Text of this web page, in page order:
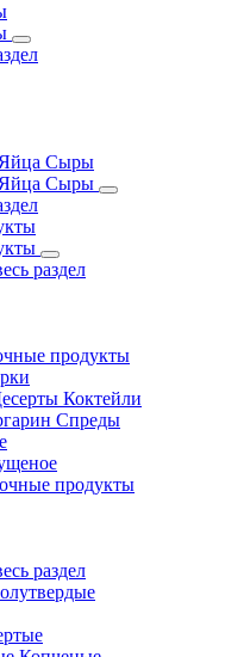
Сыры
Сыры
раздел
продукты
Коктейли
Спреды
продукты
раздел